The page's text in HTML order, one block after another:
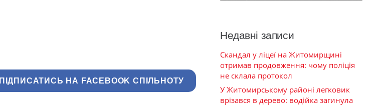
ПІДПИСАТИСЬ НА FACEBOOK СПІЛЬНОТУ
Недавні записи
Скандал у ліцеї на Житомирщині
отримав продовження: чому поліція
не склала протокол
У Житомирському районі легковик
врізався в дерево: водійка загинула